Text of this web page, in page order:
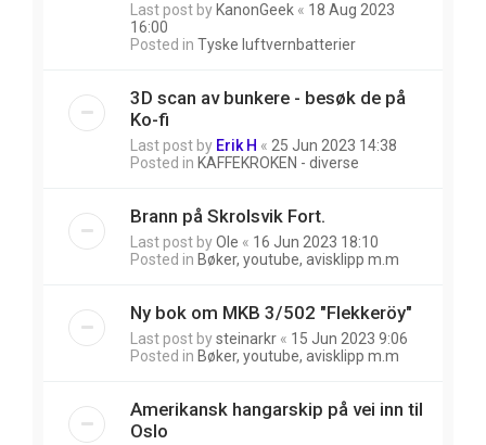
Last post by KanonGeek « 18 Aug 2023
16:00
Posted in Tyske luftvernbatterier
3D scan av bunkere - besøk de på
Ko-fi
Last post by Erik H « 25 Jun 2023 14:38
Posted in KAFFEKROKEN - diverse
Brann på Skrolsvik Fort.
Last post byOle « 16 Jun 2023 18:10
Posted in Bøker, youtube, avisklipp m.m
Ny bok om MKB 3/502 "Flekkeröy"
Last post bysteinarkr « 15 Jun 2023 9:06
Posted in Bøker, youtube, avisklipp m.m
Amerikansk hangarskip på vei inn til
Oslo